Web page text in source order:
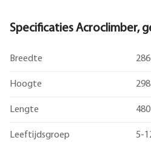
Specificaties Acroclimber,
Breedte
Hoogte
Lengte
Leeftijdsgroep 5-